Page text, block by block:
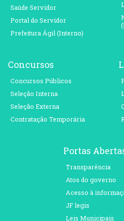
Saúde Servidor
Portal do Servidor
Prefeitura Ágil (Interno)
Concursos
Concursos Públicos
Seleção Interna
Seleção Externa
Contratação Temporária
Portas
Transparência
Atos do governo
Acesso à
JF legis
Leis Municipais